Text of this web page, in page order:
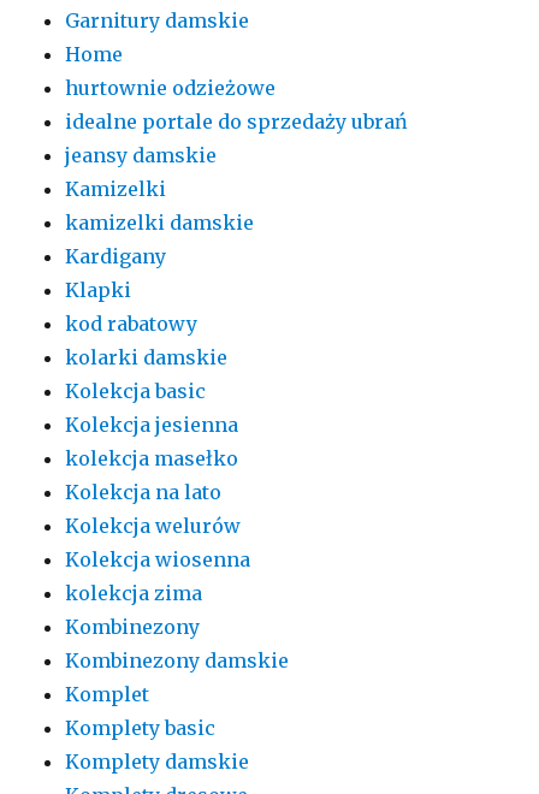
Garnitury damskie
Home
hurtownie odzieżowe
idealne portale do sprzedaży ubrań
jeansy damskie
Kamizelki
kamizelki damskie
Kardigany
Klapki
kod rabatowy
kolarki damskie
Kolekcja basic
Kolekcja jesienna
kolekcja masełko
Kolekcja na lato
Kolekcja welurów
Kolekcja wiosenna
kolekcja zima
Kombinezony
Kombinezony damskie
Komplet
Komplety basic
Komplety damskie